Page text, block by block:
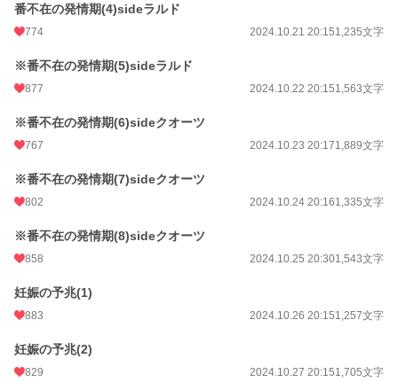
番不在の発情期(4)sideラルド
774 2024.10.21 20:151,235文字
※番不在の発情期(5)sideラルド
877 2024.10.22 20:151,563文字
※番不在の発情期(6)sideクオーツ
767 2024.10.23 20:171,889文字
※番不在の発情期(7)sideクオーツ
802 2024.10.24 20:161,335文字
※番不在の発情期(8)sideクオーツ
858 2024.10.25 20:301,543文字
妊娠の予兆(1)
883 2024.10.26 20:151,257文字
妊娠の予兆(2)
829 2024.10.27 20:151,705文字